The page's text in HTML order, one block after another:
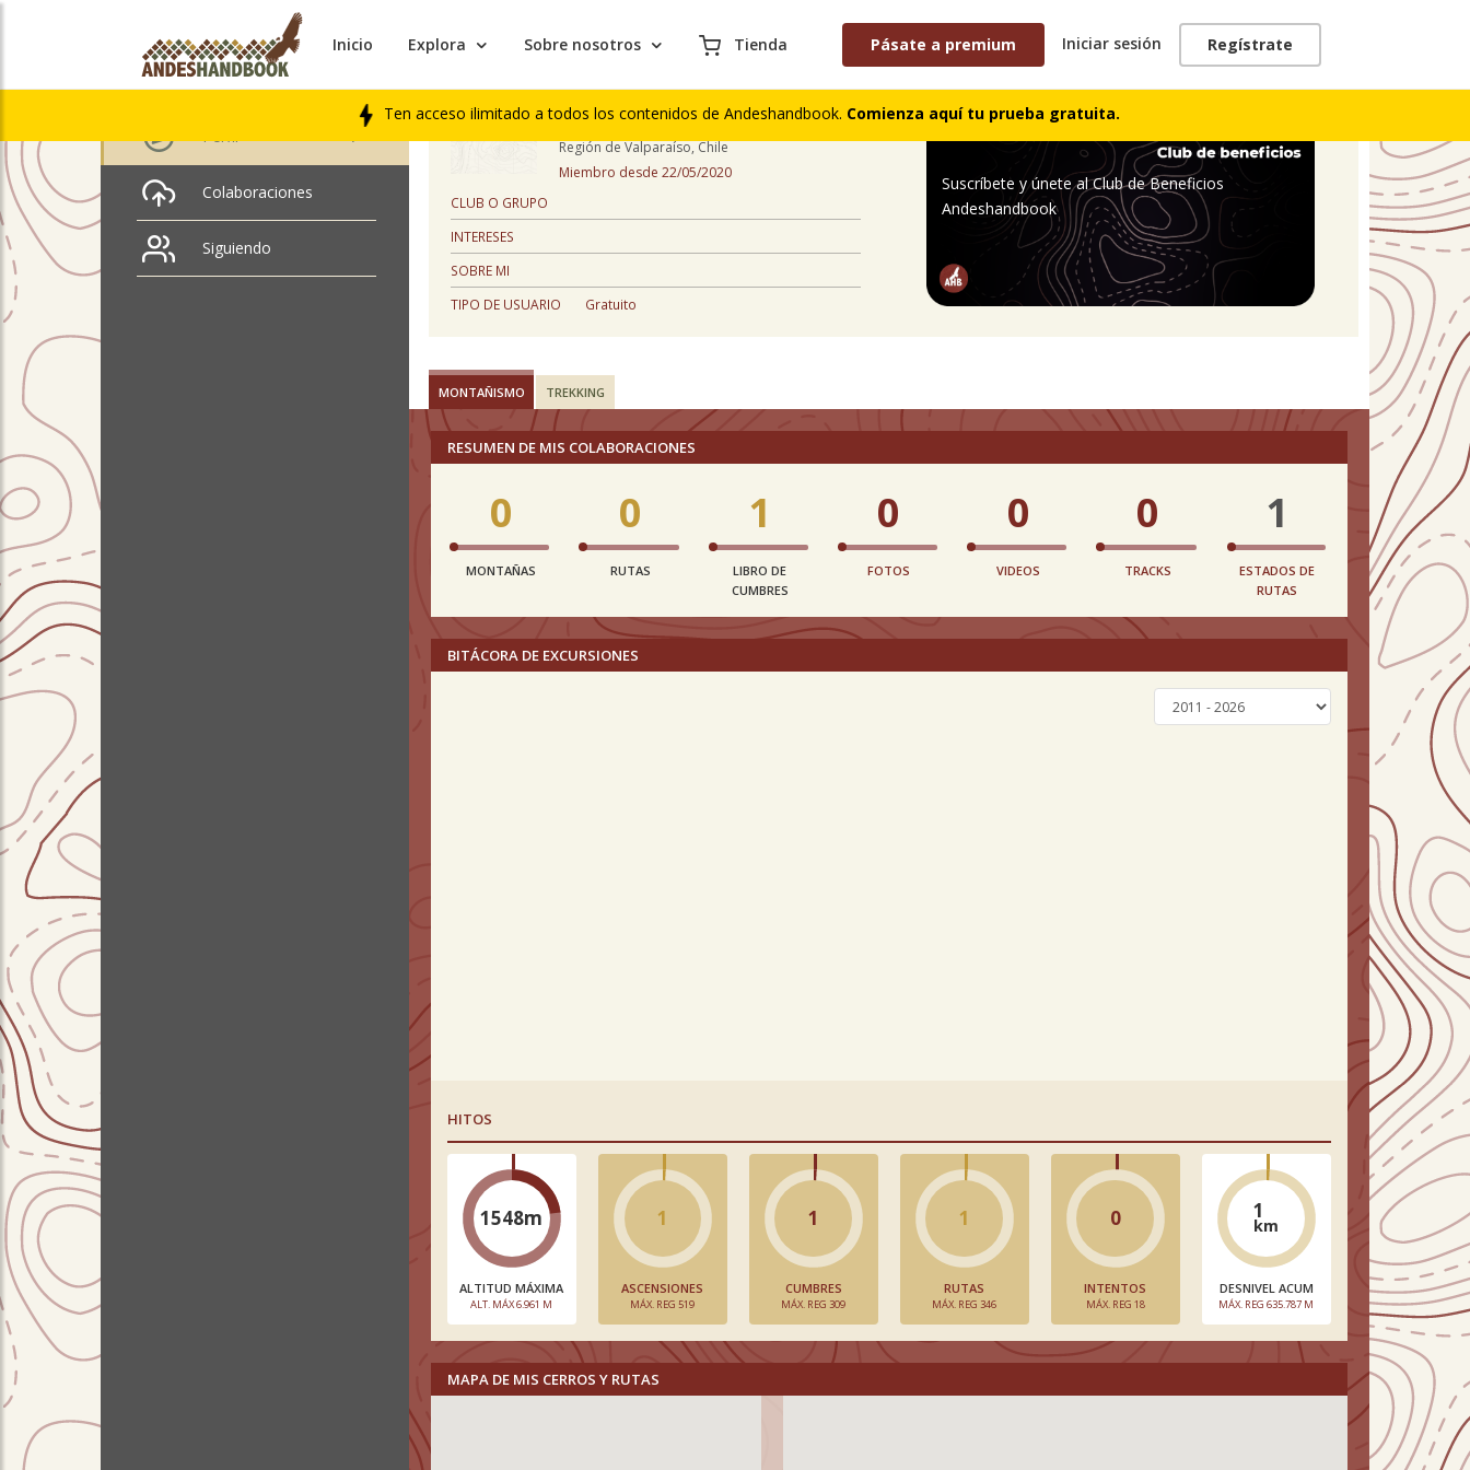
Inicio Explora Sobre nosotros Tienda Pásate a premium Iniciar sesión Regístrate
Ten acceso ilimitado a todos los contenidos de Andeshandbook. Comienza aquí tu prueba gratuita.
Patricio Cordero
Perfil
Colaboraciones
Siguiendo
PERFIL
31 años
Región de Valparaíso, Chile
Miembro desde 22/05/2020
CLUB O GRUPO
INTERESES
SOBRE MI
TIPO DE USUARIO
Gratuito
Suscríbete y únete al Club de Beneficios
Andeshandbook
MONTAÑISMO TREKKING
RESUMEN DE MIS COLABORACIONES
0
MONTAÑAS
0
RUTAS
1
LIBRO DE
CUMBRES
0
FOTOS
0
VIDEOS
0
TRACKS
1
ESTADOS DE
RUTAS
BITÁCORA DE EXCURSIONES
HITOS
1548m
ALTITUD MÁXIMA
ALT. MÁX 6.961 M
1
ASCENSIONES
MÁX. REG 519
1
CUMBRES
MÁX. REG 309
1
RUTAS
MÁX. REG 346
0
INTENTOS
MÁX. REG 18
1
km
DESNIVEL ACUM
MÁX. REG 635.787 M
MAPA DE MIS CERROS Y RUTAS